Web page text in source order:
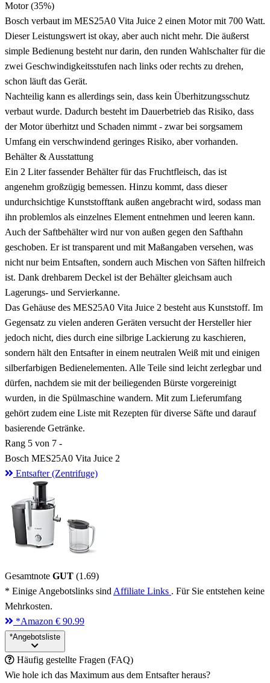
Motor(35%)
Bosch verbaut im MES25A0 Vita Juice 2 einen Motor mit 700 Watt.
Dieser Leistungswert ist okay, aber auch nicht mehr. Die äußerst
simple Bedienung besteht nur darin, den runden Wahlschalter für die
zwei Geschwindigkeitsstufen nach links oder rechts zu drehen,
schon läuft das Gerät.
Nachteilig kann es allerdings sein, dass kein Überhitzungsschutz
verbaut wurde. Dadurch besteht im Dauerbetrieb das Risiko, dass
der Motor überhitzt und Schaden nimmt - zwar bei sorgsamem
Umfang ein verschwindend geringes Risiko, aber vorhanden.
Behälter & Ausstattung
Ein 2 Liter fassender Behälter für das Fruchtfleisch, das ist
angenehm großzügig bemessen. Hinzu kommt, dass dieser
undurchsichtige Kunststofftank außen angebracht wird, sodass man
ihn problemlos als einzelnes Element entnehmen und leeren kann.
Auch der Saftbehälter wird nur von außen gegen den Safthahn
geschoben. Er ist transparent und mit Maßangaben versehen, was
nicht nur beim Entsaften, sondern auch Mischen von Säften hilfreich
ist. Dank drehbarem Deckel ist der Behälter gleichsam auch
Lagerungs- und Servierkanne.
Das Gehäuse des MES25A0 Vita Juice 2 besteht aus Kunststoff. Im
Gegensatz zu vielen anderen Geräten versucht der Hersteller hier
jedoch nicht, dies durch eine silbrige Lackierung zu kaschieren,
sondern hält den Entsafter in einem neutralen Weiß mit und einigen
silberfarbigen Bedienelementen. Alle Teile sind leicht zerlegbar und
dürfen, nachdem sie mit der beiliegenden Bürste vorgereinigt
wurden, in die Spülmaschine wandern. Mit zum Lieferumfang
gehört zudem eine Liste mit Rezepten für diverse Säfte und darauf
basierende Getränke.
Rang 5 von 7 -
Bosch MES25A0 Vita Juice 2
Entsafter (Zentrifuge)
Gesamtnote GUT (1.69)
* Einige Angebotslinks sind Affiliate Links . Für Sie entstehen keine
Mehrkosten.
*Amazon € 90.99
*Angebotsliste
Häufig gestellte Fragen (FAQ)
Wie hole ich das Maximum aus dem Entsafter heraus?